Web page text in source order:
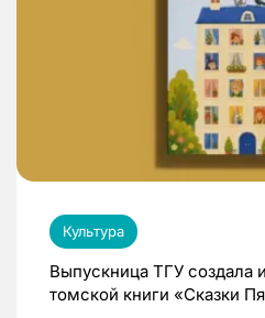
Культура
Выпускница ТГУ создала
томской книги «Сказки